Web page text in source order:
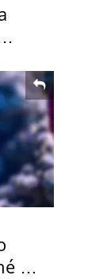
è